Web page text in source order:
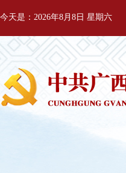
今天是：2026年8月8日 星期六